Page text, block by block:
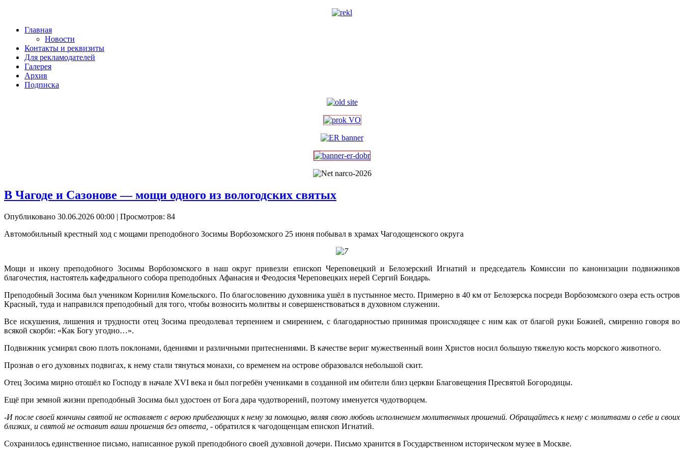
Главная
Новости
Контакты и реквизиты
Для рекламодателей
Галерея
Архив
Подписка
В Чагоде и Сазонове — мощи одного из вологодских святых
Опубликовано 30.06.2026 00:00 | Просмотров: 84
Автомобильный крестный ход с мощами преподобного Зосимы Ворбозомского 25 июня побывал в храмах Чагодощенского округа
Мощи и икону преподобного Зосимы Ворбозомского в наш округ привезли епископ Череповецкий и Белозерский Игнатий и председатель Комиссии по канонизации подвижников
благочестия, настоятель кафедрального собора преподобных Афанасия и Феодосия Череповецких иерей Сергий Бондарь.
Преподобный Зосима был учеником Корнилия Комельского. По благословению духовника ушёл в пустынное место. Примерно в 40 км от Белозерска посреди Ворбозомского озера есть остров
Красный, туда и направился преподобный для того, чтобы возносить молитвы и совершенствоваться в духовном служении.
Все искушения, лишения и трудности отец Зосима преодолевал терпением и смирением, с благодарностью принимая происходящее с ним как от благой руки Божией, смиренно говоря во
всякой скорби: «Как Богу угодно…».
Подвижник усмирял свою плоть поклонами, бдениями и различными притеснениями. В качестве вериг мужественный воин Христов носил большую тяжелую кость морского животного.
Прознав о его духовных подвигах, к нему стали тянуться монахи, со временем на острове образовался небольшой скит.
Отец Зосима мирно отошёл ко Господу в начале XVI века и был погребён учениками в созданной им обители близ церкви Благовещения Пресвятой Богородицы.
Ещё при земной жизни преподобный Зосима был удостоен от Бога дара чудотворений, поэтому именуется чудотворцем.
-И после своей кончины святой не оставляет с верою прибегающих к нему за помощью, являя свою любовь исполнением молитвенных прошений. Обращайтесь к нему с молитвами о себе и своих
близких, и святой не оставит ваши прошения без ответа, - обратился к чагодощенцам епископ Игнатий.
Сохранилось единственное письмо, написанное рукой преподобного своей духовной дочери. Письмо хранится в Государственном историческом музее в Москве.